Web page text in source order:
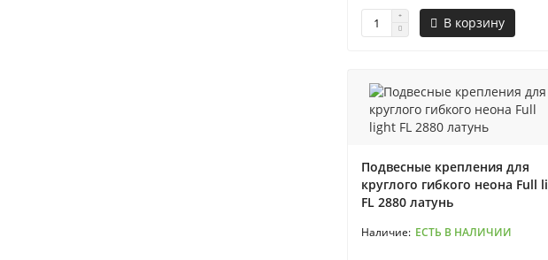
В корзину
Подвесные крепления для
круглого гибкого неона Full
FL 2880 латунь
ЕСТЬ В НАЛИЧИИ